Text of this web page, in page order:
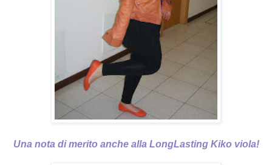
Una nota di merito anche alla LongLasting Kiko viola!